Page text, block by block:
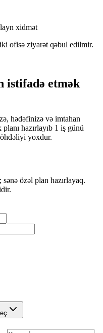
xidmət
ofisə ziyarət qəbul edilmir.
istifadə etmək
hədəfinizə və imtahan
hazırlayıb 1 iş günü
yoxdur.
özəl plan hazırlayaq.